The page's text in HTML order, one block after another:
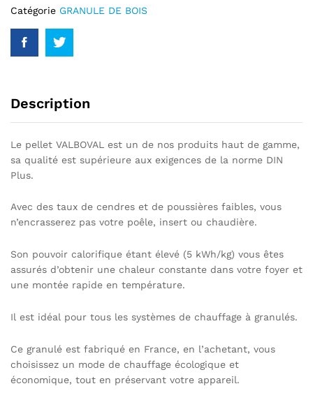
de
Catégorie GRANULE DE BOIS
Description
Le pellet VALBOVAL est un de nos produits haut de gamme,
sa qualité est supérieure aux exigences de la norme DIN
Plus.
Avec des taux de cendres et de poussières faibles, vous
n’encrasserez pas votre poêle, insert ou chaudière.
Son pouvoir calorifique étant élevé (5 kWh/kg) vous êtes
assurés d’obtenir une chaleur constante dans votre foyer et
une montée rapide en température.
Il est idéal pour tous les systèmes de chauffage à granulés.
Ce granulé est fabriqué en France, en l’achetant, vous
choisissez un mode de chauffage écologique et
économique, tout en préservant votre appareil.